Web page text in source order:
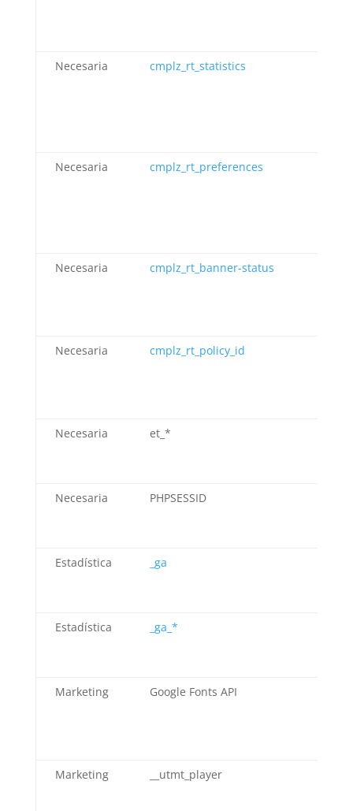
Necesaria cmplz_rt_statistics
Necesaria cmplz_rt_preferences
Necesaria cmplz_rt_banner-status
Necesaria cmplz_rt_policy_id
Necesaria et_*
Necesaria PHPSESSID
Estadística _ga
Estadística _ga_*
Marketing Google Fonts API
Marketing __utmt_player